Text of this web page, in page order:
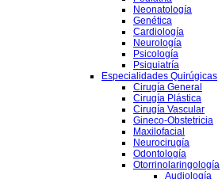
Neonatología
Genética
Cardiología
Neurología
Psicología
Psiquiatría
Especialidades Quirúgicas
Cirugía General
Cirugía Plástica
Cirugía Vascular
Gineco-Obstetricia
Maxilofacial
Neurocirugía
Odontología
Otorrinolaringología
Audiología